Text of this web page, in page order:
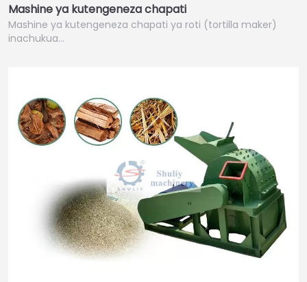
Mashine ya kutengeneza chapati
Mashine ya kutengeneza chapati ya roti (tortilla maker)
inachukua…